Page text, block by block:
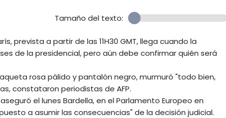
Tamaño del texto:
prevista a partir de las 11H30 GMT, llega cuando la
de la presidencial, pero aún debe confirmar quién será
rosa pálido y pantalón negro, murmuró "todo bien,
constataron periodistas de AFP.
el lunes Bardella, en el Parlamento Europeo en
a asumir las consecuencias" de la decisión judicial.